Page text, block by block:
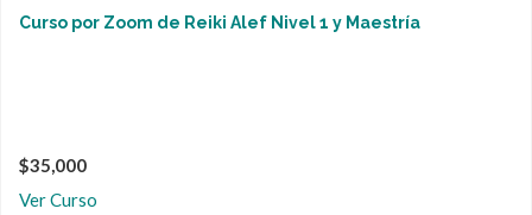
Curso por Zoom de Reiki Alef Nivel 1 y Maestría
$35,000
Ver Curso